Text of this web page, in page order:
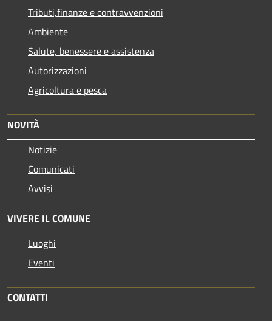
Tributi,finanze e contravvenzioni
Ambiente
Salute, benessere e assistenza
Autorizzazioni
Agricoltura e pesca
NOVITÀ
Notizie
Comunicati
Avvisi
VIVERE IL COMUNE
Luoghi
Eventi
CONTATTI